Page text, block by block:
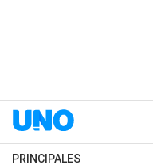
PRINCIPALES